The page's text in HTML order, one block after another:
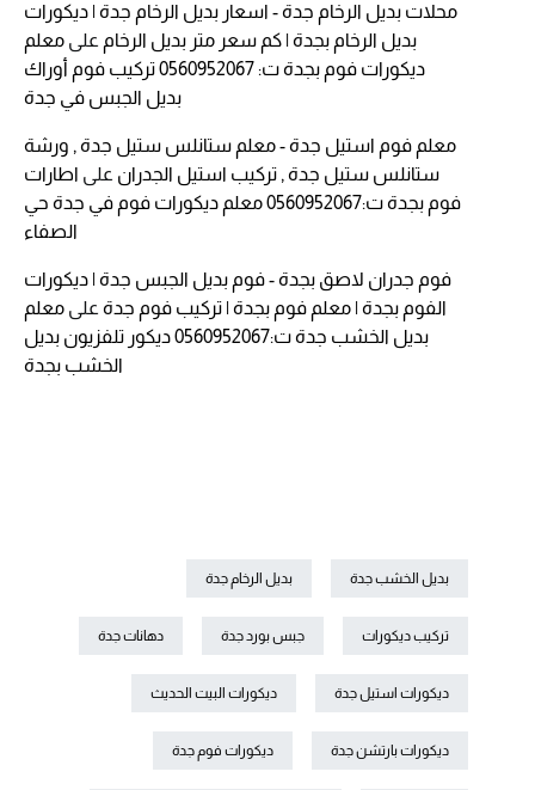
محلات بديل الرخام جدة - اسعار بديل الرخام جدة | ديكورات
بديل الرخام بجدة | كم سعر متر بديل الرخام على معلم
ديكورات فوم بجدة ت: 0560952067 تركيب فوم أوراك
بديل الجبس في جدة
معلم فوم استيل جدة - معلم ستانلس ستيل جدة , ورشة
ستانلس ستيل جدة , تركيب استيل الجدران على اطارات
فوم بجدة ت:0560952067 معلم ديكورات فوم في جدة حي
الصفاء
فوم جدران لاصق بجدة - فوم بديل الجبس جدة | ديكورات
الفوم بجدة | معلم فوم بجدة | تركيب فوم جدةعلى معلم
بديل الخشب جدة ت:0560952067 ديكور تلفزيون بديل
الخشب بجدة
بديل الخشب جدة بديل الرخام جدة
تركيب ديكورات جبس بورد جدة دهانات جدة
ديكورات استيل جدة ديكورات البيت الحديث
ديكورات بارتشن جدة ديكورات فوم جدة